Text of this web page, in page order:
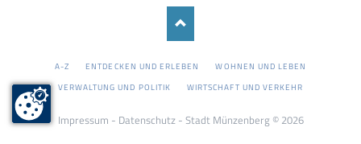
NAVIGATION
A-Z ENTDECKEN UND ERLEBEN
WOHNEN UND LEBEN
VERWALTUNG UND POLITIK
WIRTSCHAFT UND VERKEHR
Impressum - Datenschutz- Stadt Münzenberg © 2026